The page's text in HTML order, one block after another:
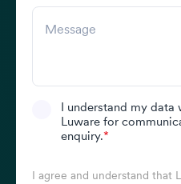
I understand my
Luware for
enquiry.*
I agree and understand that